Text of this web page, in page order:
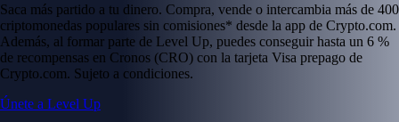
Saca más partido a tu dinero. Compra, vende o intercambia más de 400
criptomonedas populares sin comisiones* desde la app de Crypto.com.
Además, al formar parte de Level Up, puedes conseguir hasta un 6 %
de recompensas en Cronos (CRO) con la tarjeta Visa prepago de
Crypto.com. Sujeto a condiciones.
Únete a Level Up